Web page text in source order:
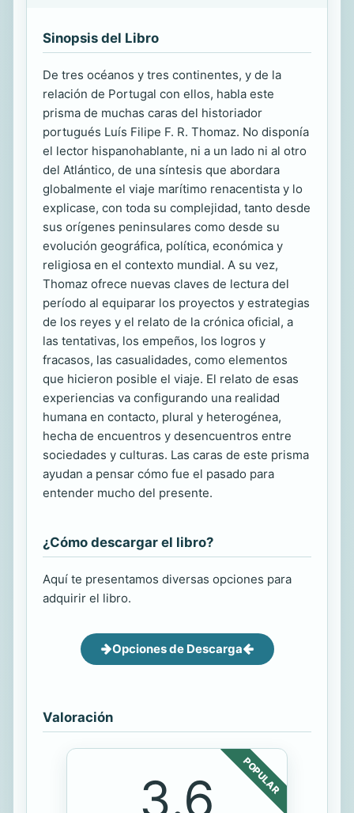
Sinopsis del Libro
De tres océanos y tres continentes, y de la
relación de Portugal con ellos, habla este
prisma de muchas caras del historiador
portugués Luís Filipe F. R. Thomaz. No disponía
el lector hispanohablante, ni a un lado ni al otro
del Atlántico, de una síntesis que abordara
globalmente el viaje marítimo renacentista y lo
explicase, con toda su complejidad, tanto desde
sus orígenes peninsulares como desde su
evolución geográfica, política, económica y
religiosa en el contexto mundial. A su vez,
Thomaz ofrece nuevas claves de lectura del
período al equiparar los proyectos y estrategias
de los reyes y el relato de la crónica oficial, a
las tentativas, los empeños, los logros y
fracasos, las casualidades, como elementos
que hicieron posible el viaje. El relato de esas
experiencias va configurando una realidad
humana en contacto, plural y heterogénea,
hecha de encuentros y desencuentros entre
sociedades y culturas. Las caras de este prisma
ayudan a pensar cómo fue el pasado para
entender mucho del presente.
¿Cómo descargar el libro?
Aquí te presentamos diversas opciones para
adquirir el libro.
Opciones de Descarga
Valoración
POPULAR
3.6